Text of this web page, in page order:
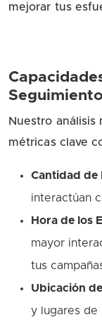
mejorar tus
Seguimiento
Nuestro
métricas clave
Cantidad de
interactúan
Hora de los
mayor
tus
Ubicación
y lugares de